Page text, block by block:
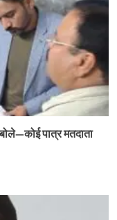
पात्र मतदाता